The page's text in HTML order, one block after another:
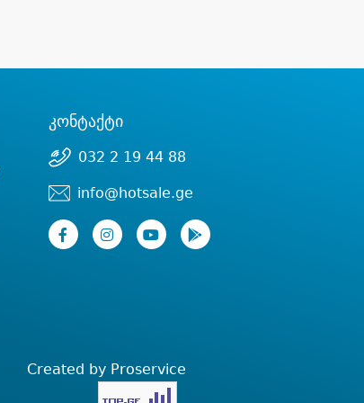
კონტაქტი
032 2 19 44 88
info@hotsale.ge
Created by Proservice